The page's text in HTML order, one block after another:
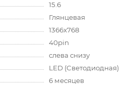
15.6
Глянцевая
1366x768
40pin
слева снизу
LED (Светодиодная)
6 месяцев